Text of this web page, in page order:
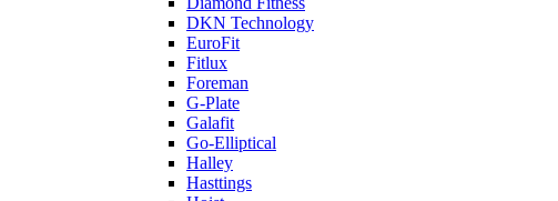
DKN Technology
EuroFit
Fitlux
Foreman
G-Plate
Galafit
Go-Elliptical
Halley
Hasttings